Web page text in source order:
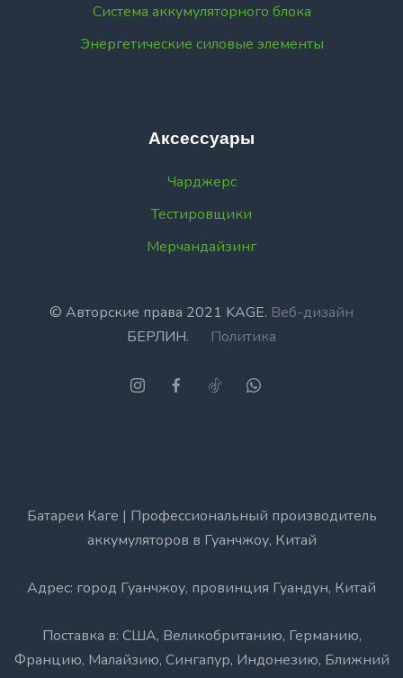
Система аккумуляторного блока
Энергетические силовые элементы
Аксессуары
Чарджерс
Тестировщики
Мерчандайзинг
© Авторские права 2021 KAGE. Веб-дизайн
БЕРЛИН. Политика
Батареи Каге | Профессиональный производитель
аккумуляторов в Гуанчжоу, Китай
Адрес: город Гуанчжоу, провинция Гуандун, Китай
Поставка в: США, Великобританию, Германию,
Францию, Малайзию, Сингапур, Индонезию, Ближний